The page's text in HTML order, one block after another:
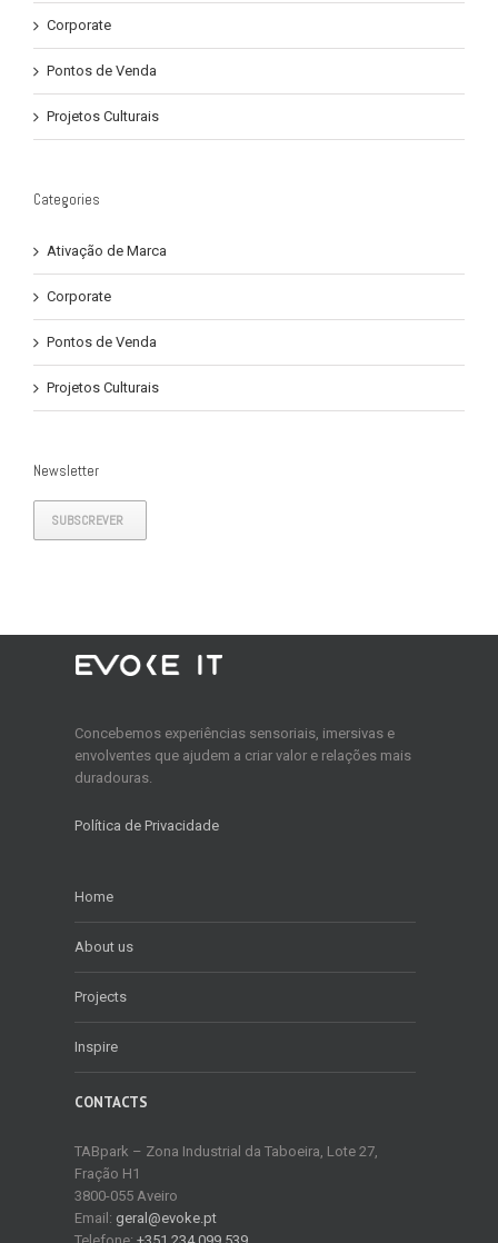
Corporate
Pontos de Venda
Projetos Culturais
Categories
Ativação de Marca
Corporate
Pontos de Venda
Projetos Culturais
Newsletter
SUBSCREVER
Concebemos experiências sensoriais, imersivas e
envolventes que ajudem a criar valor e relações mais
duradouras.
Política de Privacidade
Home
About us
Projects
Inspire
CONTACTS
TABpark – Zona Industrial da Taboeira, Lote 27,
Fração H1
3800-055 Aveiro
Email: geral@evoke.pt